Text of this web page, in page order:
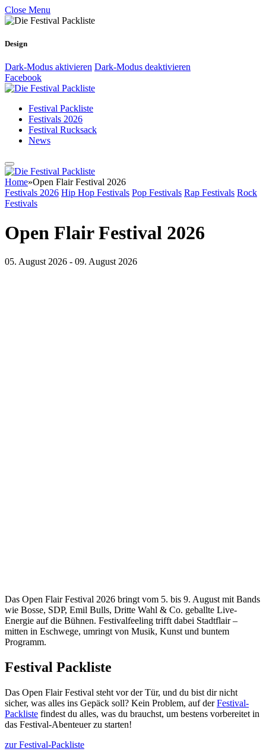
Close Menu
Design
Dark-Modus aktivieren Dark-Modus deaktivieren
Facebook
Festival Packliste
Festivals 2026
Festival Rucksack
News
Home»Open Flair Festival 2026
Festivals 2026 Hip Hop Festivals Pop Festivals Rap Festivals Rock
Festivals
Open Flair Festival 2026
05. August 2026 - 09. August 2026
Das Open Flair Festival 2026 bringt vom 5. bis 9. August mit Bands
wie Bosse, SDP, Emil Bulls, Dritte Wahl & Co. geballte Live-
Energie auf die Bühnen. Festivalfeeling trifft dabei Stadtflair –
mitten in Eschwege, umringt von Musik, Kunst und buntem
Programm.
Festival Packliste
Das Open Flair Festival steht vor der Tür, und du bist dir nicht
sicher, was alles ins Gepäck soll? Kein Problem, auf derFestival-
Packliste findest du alles, was du brauchst, um bestens vorbereitet in
das Festival-Abenteuer zu starten!
zur Festival-Packliste